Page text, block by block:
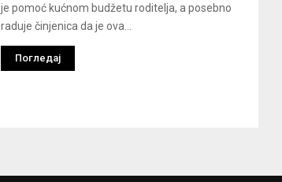
je pomoć kućnom budžetu roditelja, a posebno
raduje činjenica da je ova...
Погледај